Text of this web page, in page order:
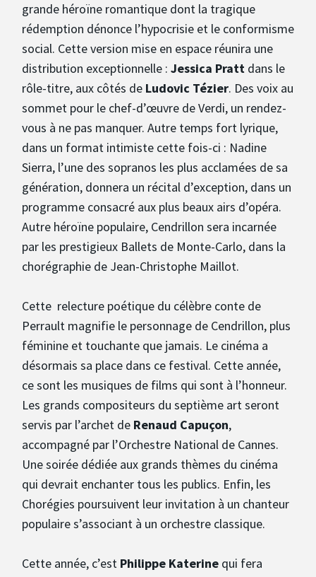
grande héroïne romantique dont la tragique
rédemption dénonce l’hypocrisie et le conformisme
social. Cette version mise en espace réunira une
distribution exceptionnelle : Jessica Pratt dans le
rôle-titre, aux côtés de Ludovic Tézier. Des voix au
sommet pour le chef-d’œuvre de Verdi, un rendez-
vous à ne pas manquer. Autre temps fort lyrique,
dans un format intimiste cette fois-ci : Nadine
Sierra, l’une des sopranos les plus acclamées de sa
génération, donnera un récital d’exception, dans un
programme consacré aux plus beaux airs d’opéra.
Autre héroïne populaire, Cendrillon sera incarnée
par les prestigieux Ballets de Monte-Carlo, dans la
chorégraphie de Jean-Christophe Maillot.
Cette relecture poétique du célèbre conte de
Perrault magnifie le personnage de Cendrillon, plus
féminine et touchante que jamais. Le cinéma a
désormais sa place dans ce festival. Cette année,
ce sont les musiques de films qui sont à l’honneur.
Les grands compositeurs du septième art seront
servis par l’archet de Renaud Capuçon,
accompagné par l’Orchestre National de Cannes.
Une soirée dédiée aux grands thèmes du cinéma
qui devrait enchanter tous les publics. Enfin, les
Chorégies poursuivent leur invitation à un chanteur
populaire s’associant à un orchestre classique.
Cette année, c’est Philippe Katerine qui fera